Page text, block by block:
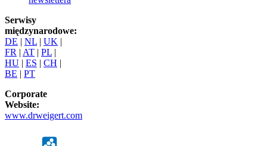
Serwisy
międzynarodowe:
DE | NL | UK |
FR | AT | PL |
HU | ES | CH |
BE | PT
Corporate
Website:
www.drweigert.com